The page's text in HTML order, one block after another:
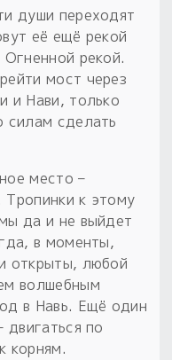
души переходят
её ещё рекой
рекой.
мост через
и Нави, только
силам сделать
место –
к этому
да и не выйдет
в моменты,
открыты, любой
волшебным
в Навь. Ещё один
двигаться по
корням.